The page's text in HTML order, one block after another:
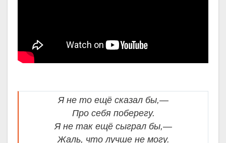
Я не то ещё сказал бы,—
Про себя поберегу.
Я не так ещё сыграл бы,—
Жаль, что лучше не могу.